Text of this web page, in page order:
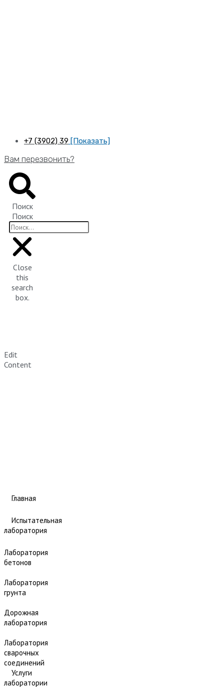
+7 (3902) 39 [Показать]
Вам перезвонить?
Поиск
Поиск
Close
this
search
box.
Edit
Content
Главная
Испытательная
лаборатория
Лаборатория
бетонов
Лаборатория
грунта
Дорожная
лаборатория
Лаборатория
сварочных
соединений
Услуги
лаборатории